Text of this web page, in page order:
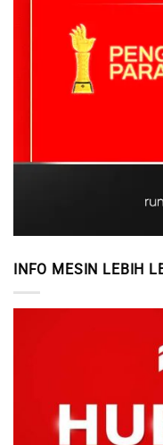
INFO MESIN LEBIH